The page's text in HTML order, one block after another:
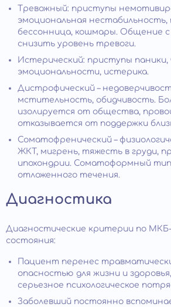
Тревожный: приступы
эмоциональная нестабильность,
бессонница, кошмары. Общение с
снизить уровень тревоги.
Истерический: приступы паники,
эмоциональности, истерика.
Дистрофический –
мстительность, обидчивость.
изолируется от общества,
отказывается от поддержки
Соматофренический –
ЖКТ, мигрень, тяжесть в груди,
ипохондрии. Соматоформный
отложенного течения.
Диагностика
Диагностические критерии по
состояния:
Пациент перенес
опасностью для жизни и
серьезное психологическое
Заболевший постоянно